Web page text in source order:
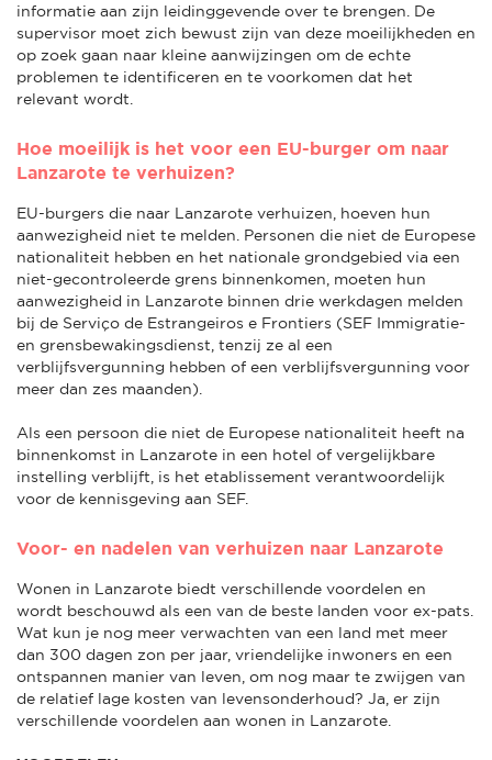
informatie aan zijn leidinggevende over te brengen. De
supervisor moet zich bewust zijn van deze moeilijkheden en
op zoek gaan naar kleine aanwijzingen om de echte
problemen te identificeren en te voorkomen dat het
relevant wordt.
Hoe moeilijk is het voor een EU-burger om naar
Lanzarote te verhuizen?
EU-burgers die naar Lanzarote verhuizen, hoeven hun
aanwezigheid niet te melden. Personen die niet de Europese
nationaliteit hebben en het nationale grondgebied via een
niet-gecontroleerde grens binnenkomen, moeten hun
aanwezigheid in Lanzarote binnen drie werkdagen melden
bij de Serviço de Estrangeiros e Frontiers (SEF Immigratie-
en grensbewakingsdienst, tenzij ze al een
verblijfsvergunning hebben of een verblijfsvergunning voor
meer dan zes maanden).
Als een persoon die niet de Europese nationaliteit heeft na
binnenkomst in Lanzarote in een hotel of vergelijkbare
instelling verblijft, is het etablissement verantwoordelijk
voor de kennisgeving aan SEF.
Voor- en nadelen van verhuizen naar Lanzarote
Wonen in Lanzarote biedt verschillende voordelen en
wordt beschouwd als een van de beste landen voor ex-pats.
Wat kun je nog meer verwachten van een land met meer
dan 300 dagen zon per jaar, vriendelijke inwoners en een
ontspannen manier van leven, om nog maar te zwijgen van
de relatief lage kosten van levensonderhoud? Ja, er zijn
verschillende voordelen aan wonen in Lanzarote.